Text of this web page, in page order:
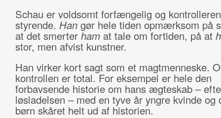
Schau er voldsomt forfængelig og
styrende. Hangør hele tiden opmærksom på
at det smerter hamat tale om fortiden, på at
stor, men afvist kunstner.
Han virker kort sagt som et magtmenneske.
kontrollen er total. For eksempel er hele den
forbavsende historie om hans ægteskab –
løsladelsen – med en tyve år yngre kvinde og
børn skåret helt ud af historien.